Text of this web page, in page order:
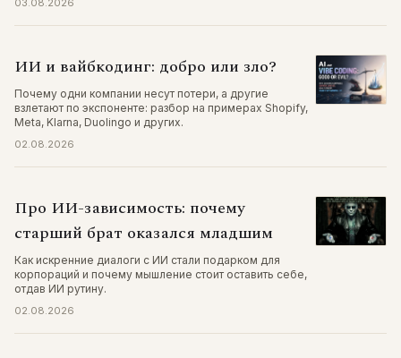
03.08.2026
ИИ и вайбкодинг: добро или зло?
Почему одни компании несут потери, а другие
взлетают по экспоненте: разбор на примерах Shopify,
Meta, Klarna, Duolingo и других.
02.08.2026
Про ИИ-зависимость: почему
старший брат оказался младшим
Как искренние диалоги с ИИ стали подарком для
корпораций и почему мышление стоит оставить себе,
отдав ИИ рутину.
02.08.2026